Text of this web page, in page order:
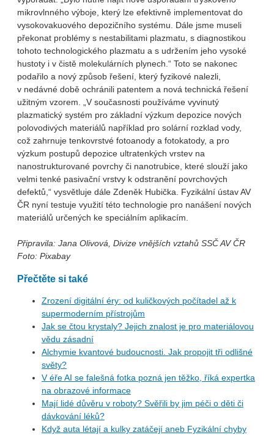
mikrovlnného výboje, který lze efektivně implementovat do
vysokovakuového depozičního systému. Dále jsme museli
překonat problémy s nestabilitami plazmatu, s diagnostikou
tohoto technologického plazmatu a s udržením jeho vysoké
hustoty i v čistě molekulárních plynech.“ Toto se nakonec
podařilo a nový způsob řešení, který fyzikové nalezli,
v nedávné době ochránili patentem a nová technická řešení
užitným vzorem. „V současnosti používáme vyvinutý
plazmatický systém pro základní výzkum depozice nových
polovodivých materiálů například pro solární rozklad vody,
což zahrnuje tenkovrstvé fotoanody a fotokatody, a pro
výzkum postupů depozice ultratenkých vrstev na
nanostrukturované povrchy či nanotrubice, které slouží jako
velmi tenké pasivační vrstvy k odstranění povrchových
defektů,“ vysvětluje dále Zdeněk Hubička. Fyzikální ústav AV
ČR nyní testuje využití této technologie pro nanášení nových
materiálů určených ke speciálním aplikacím.
Připravila: Jana Olivová, Divize vnějších vztahů SSČ AV ČR
Foto: Pixabay
Přečtěte si také
Zrození digitální éry: od kuličkových počítadel až k
supermoderním přístrojům
Jak se čtou krystaly? Jejich znalost je pro materiálovou
vědu zásadní
Alchymie kvantové budoucnosti. Jak propojit tři odlišné
světy?
V éře AI se falešná fotka pozná jen těžko, říká expertka
na obrazové informace
Mají lidé důvěru v roboty? Svěřili by jim péči o děti či
dávkování léků?
Když auta létají a kulky zatáčejí aneb Fyzikální chyby